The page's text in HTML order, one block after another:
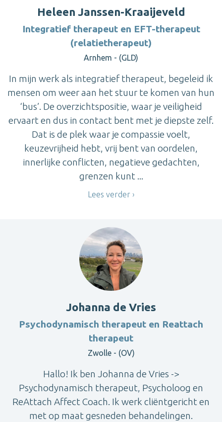
Heleen Janssen-Kraaijeveld
Integratief therapeut en EFT-therapeut
(relatietherapeut)
Arnhem - (GLD)
In mijn werk als integratief therapeut, begeleid ik
mensen om weer aan het stuur te komen van hun
‘bus’. De overzichtspositie, waar je veiligheid
ervaart en dus in contact bent met je diepste zelf.
Dat is de plek waar je compassie voelt,
keuzevrijheid hebt, vrij bent van oordelen,
innerlijke conflicten, negatieve gedachten,
grenzen kunt ...
Lees verder
Johanna de Vries
Psychodynamisch therapeut en Reattach
therapeut
Zwolle - (OV)
Hallo! Ik ben Johanna de Vries ->
Psychodynamisch therapeut, Psycholoog en
ReAttach Affect Coach. Ik werk cliëntgericht en
met op maat gesneden behandelingen.